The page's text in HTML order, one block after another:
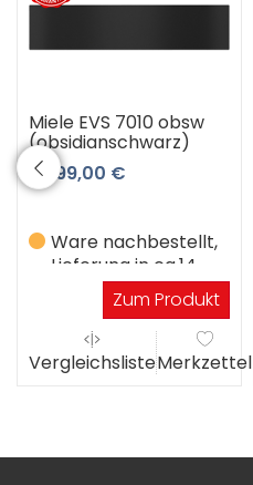
Miele EVS 7010 obsw
(obsidianschwarz)
2.599,00 €
Ware nachbestellt,
Lieferung in ca.14
WerktagenZum Produkt
VergleichslisteMerkzettel